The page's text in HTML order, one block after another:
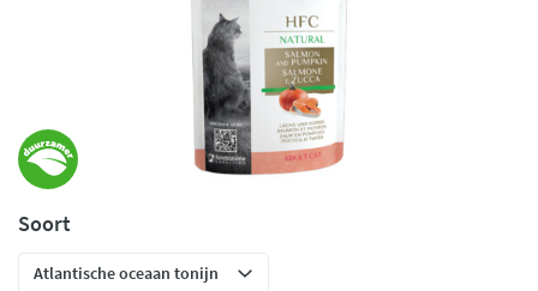
Soort